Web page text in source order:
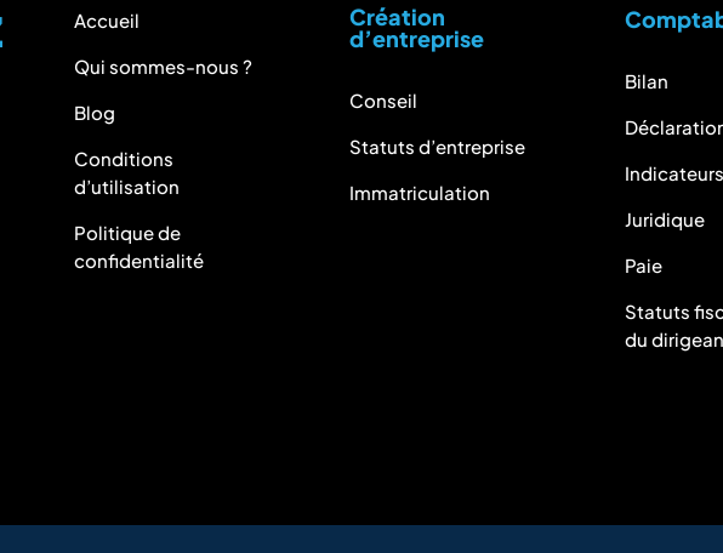
Accueil
Qui sommes-nous ?
Blog
Conditions
d’utilisation
Politique de
confidentialité
Création
d’entreprise
Conseil
Statuts d’entreprise
Immatriculation
Bilan
Juridique
Paie
Statuts
du